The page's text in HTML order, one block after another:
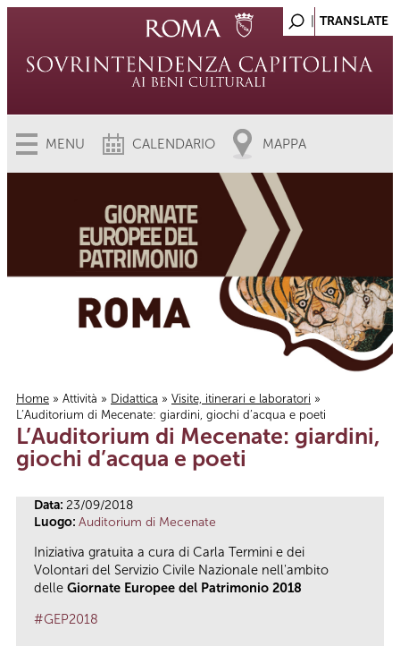
MENU CALENDARIO MAPPA
Tu sei qui
Home » Attività » Didattica » Visite, itinerari e laboratori »
L’Auditorium di Mecenate: giardini, giochi d’acqua e poeti
L’Auditorium di Mecenate: giardini,
giochi d’acqua e poeti
Data: 23/09/2018
Luogo: Auditorium di Mecenate
Iniziativa gratuita a cura di Carla Termini e dei
Volontari del Servizio Civile Nazionale nell'ambito
delle Giornate Europee del Patrimonio 2018
#GEP2018